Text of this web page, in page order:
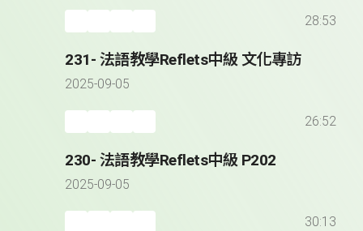
28:53
231- 法語教學Reflets中級 文化專訪
2025-09-05
26:52
230- 法語教學Reflets中級 P202
2025-09-05
30:13